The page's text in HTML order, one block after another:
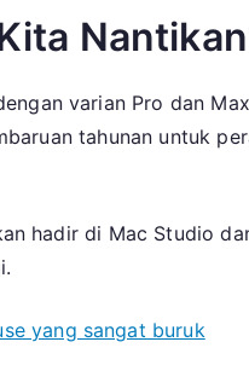
varian Pro dan
tahunan untuk
hadir di Mac Studio
yang sangat buruk